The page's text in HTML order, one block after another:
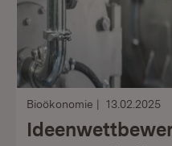
Bioökonomie 13.02.2025